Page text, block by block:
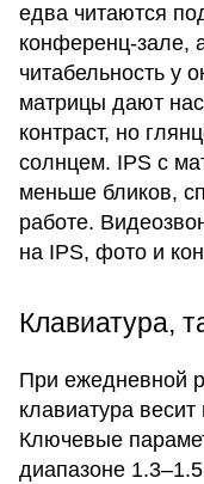
едва читаются
конференц-зале,
читабельность у
матрицы дают
контраст, но
солнцем. IPS с
меньше бликов,
работе.
на IPS, фото и
Клавиатура,
При ежедневной
клавиатура
Ключевые
диапазоне